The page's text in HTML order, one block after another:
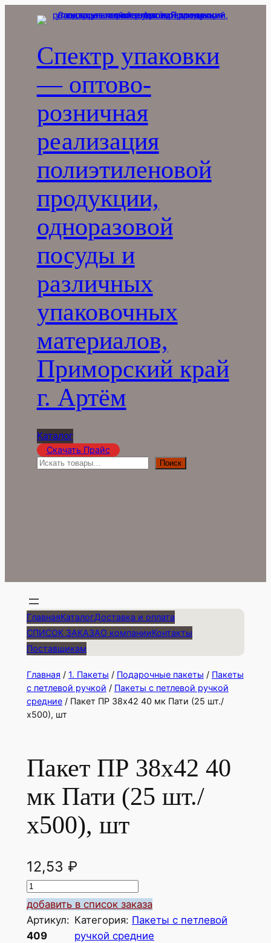
Перейти
Спектр упаковки
— оптово-
розничная
реализация
полиэтиленовой
продукции,
одноразовой
посуды и
различных
упаковочных
материалов,
Приморский край
г. Артём
Каталог
Скачать Прайс
П
Поиск
ГлавнаяКаталогДоставка и оплата
СПИСОК ЗАКАЗАО компанииКонтакты
Поставщикам
Главная / 1. Пакеты / Подарочные пакеты / Пакеты
с петлевой ручкой / Пакеты с петлевой ручкой
средние/ Пакет ПР 38х42 40 мк Пати (25 шт./
х500), шт
Пакет ПР 38х42 40
мк Пати (25 шт./
х500), шт
12,53 ₽
К
о
л
и
добавить в список заказа
Артикул:
409
Категория: Пакеты с петлевой
ручкой средние